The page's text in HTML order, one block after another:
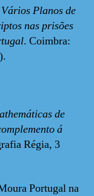
Planos de
nas prisões
. Coimbra:
de
á
Régia, 3
Portugal na